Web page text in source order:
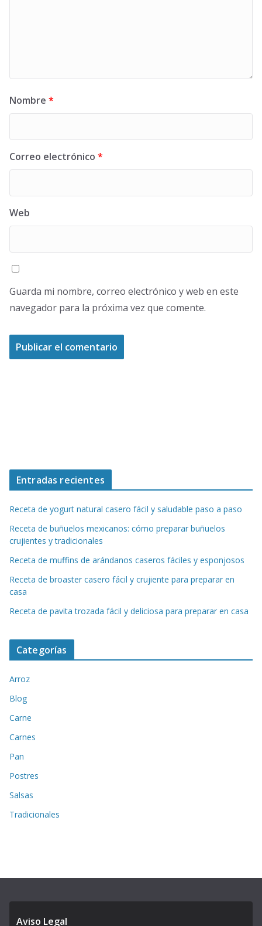
Nombre *
Correo electrónico *
Web
Guarda mi nombre, correo electrónico y web en este
navegador para la próxima vez que comente.
Entradas recientes
Receta de yogurt natural casero fácil y saludable paso a paso
Receta de buñuelos mexicanos: cómo preparar buñuelos
crujientes y tradicionales
Receta de muffins de arándanos caseros fáciles y esponjosos
Receta de broaster casero fácil y crujiente para preparar en
casa
Receta de pavita trozada fácil y deliciosa para preparar en casa
Categorías
Arroz
Blog
Carne
Carnes
Pan
Postres
Salsas
Tradicionales
Aviso Legal